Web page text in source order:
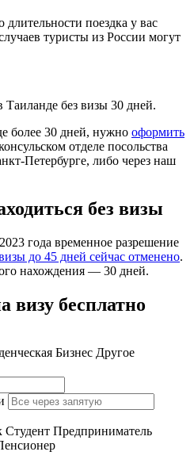
длительности поездка у вас
туристы из России могут
Таиланде без визы 30 дней.
более 30 дней, нужно оформить
отделе посольства
Петербурге, либо через наш
без визы
года временное разрешение
до 45 дней сейчас отменено.
нахождения — 30 дней.
бесплатно
Бизнес Другое
Студент Предприниматель